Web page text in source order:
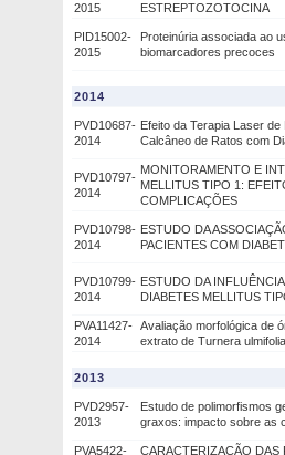
2015
ESTREPTOZOTOCINA
PID15002-
2015
Proteinúria associada ao
biomarcadores precoces
2014
PVD10687-
2014
Efeito da Terapia Laser
Calcâneo de Ratos com
PVD10797-
2014
MONITORAMENTO E
MELLITUS TIPO 1:
COMPLICAÇÕES
PVD10798-
2014
ESTUDO DA
PACIENTES COM
PVD10799-
2014
ESTUDO DA
DIABETES MELLITUS
PVA11427-
2014
Avaliação morfológica de
extrato de Turnera
2013
PVD2957-
2013
Estudo de polimorfismos
graxos: impacto sobre as
PVA5422- CARACTERIZAÇÃO DAS